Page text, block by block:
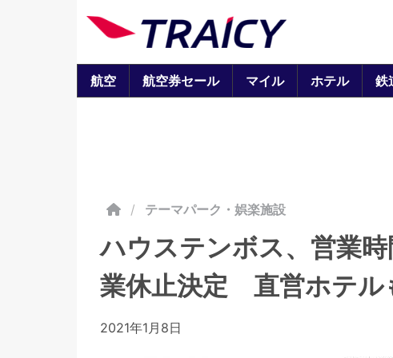
航空 航空券セール マイル ホテル 鉄
/ テーマパーク・娯楽施設
ハウステンボス、営業
業休止決定 直営ホテル
2021年1月8日